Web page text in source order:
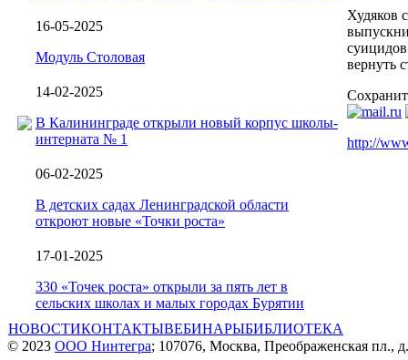
16-05-2025
Модуль Столовая
14-02-2025
В Калининграде открыли новый корпус школы-
интерната № 1
06-02-2025
В детских садах Ленинградской области
откроют новые «Точки роста»
17-01-2025
330 «Точек роста» открыли за пять лет в
сельских школах и малых городах Бурятии
Худяков
вернуть
http://
НОВОСТИКОНТАКТЫВЕБИНАРЫБИБЛИОТЕКА
© 2023 ООО Нинтегра; 107076, Москва, Преображенская пл.,